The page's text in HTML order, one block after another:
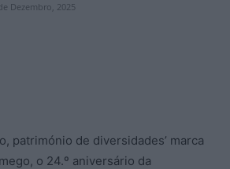
Dezembro, 2025
património de diversidades’ marca
o 24.º aniversário da